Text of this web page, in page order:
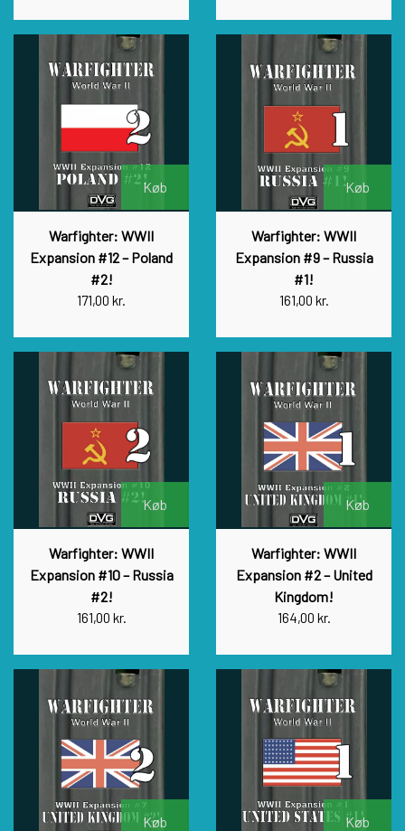
Køb
Warfighter: WWII
Expansion #12 – Poland
#2!
171,00 kr.
Køb
Warfighter: WWII
Expansion #9 – Russia
#1!
161,00 kr.
Køb
Warfighter: WWII
Expansion #10 – Russia
#2!
161,00 kr.
Køb
Warfighter: WWII
Expansion #2 – United
Kingdom!
164,00 kr.
Køb Køb